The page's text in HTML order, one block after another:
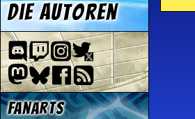
Die Autoren
Fanarts